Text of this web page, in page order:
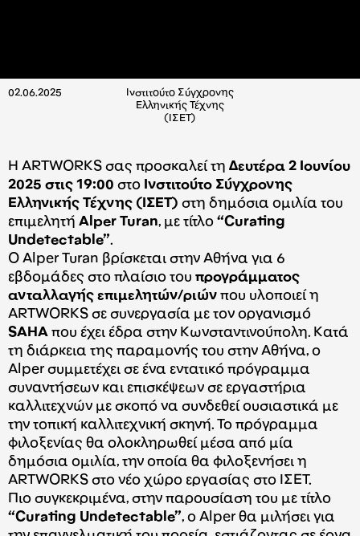
02.06.2025
Ινστιτούτο Σύγχρονης
Ελληνικής Τέχνης
(ΙΣΕΤ)
Η ARTWORKS σας προσκαλεί τη Δευτέρα 2 Ιουνίου
2025 στις 19:00 στο Ινστιτούτο Σύγχρονης
Ελληνικής Τέχνης (ΙΣΕΤ) στη δημόσια ομιλία του
επιμελητή Alper Turan, με τίτλο “Curating
Undetectable”.
Ο Alper Turan βρίσκεται στην Αθήνα για 6
εβδομάδες στο πλαίσιο του προγράμματος
ανταλλαγής επιμελητών/ριών που υλοποιεί η
ARTWORKS σε συνεργασία με τον οργανισμό
SAHA που έχει έδρα στην Κωνσταντινούπολη. Κατά
τη διάρκεια της παραμονής του στην Αθήνα, ο
Alper συμμετέχει σε ένα εντατικό πρόγραμμα
συναντήσεων και επισκέψεων σε εργαστήρια
καλλιτεχνών με σκοπό να συνδεθεί ουσιαστικά με
την τοπική καλλιτεχνική σκηνή. Το πρόγραμμα
φιλοξενίας θα ολοκληρωθεί μέσα από μία
δημόσια ομιλία, την οποία θα φιλοξενήσει η
ARTWORKS στο νέο χώρο εργασίας στο ΙΣΕΤ.
Πιο συγκεκριμένα, στην παρουσίαση του με τίτλο
“Curating Undetectable”, ο Alper θα μιλήσει για